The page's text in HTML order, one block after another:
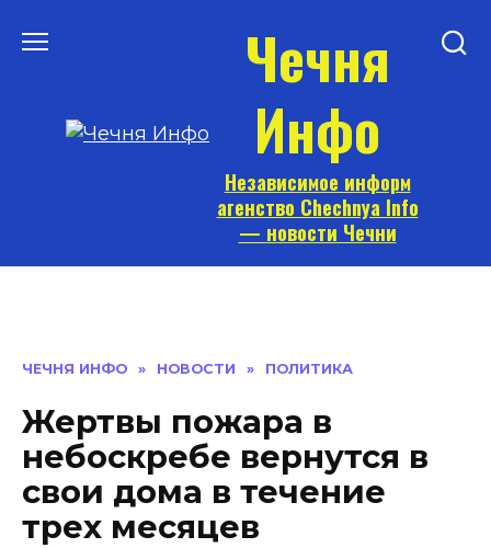
Чечня
Инфо
Независимое информ
агенство Chechnya Info
— новости Чечни
ЧЕЧНЯ ИНФО » НОВОСТИ » ПОЛИТИКА
Жертвы пожара в
небоскребе вернутся в
свои дома в течение
трех месяцев